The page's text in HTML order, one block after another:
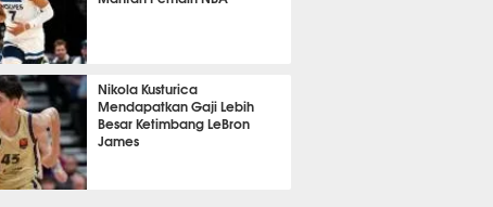
Nikola Kusturica
Mendapatkan Gaji Lebih
Besar Ketimbang LeBron
James